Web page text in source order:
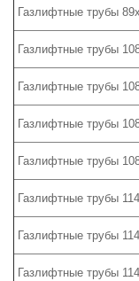
Газлифтные трубы
Газлифтные трубы
Газлифтные трубы
Газлифтные трубы
Газлифтные трубы
Газлифтные трубы
Газлифтные трубы
Газлифтные трубы